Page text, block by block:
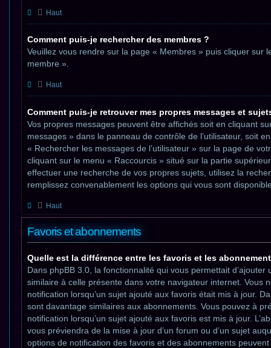
Haut
Comment puis-je rechercher des membres ?
Veuillez vous rendre sur la page « Membres » puis cliquer sur
membre ».
Haut
Comment puis-je retrouver mes propres messages et
Vos propres messages peuvent être affichés soit en cliquant
messages » dans le panneau de contrôle de l’utilisateur, soit
« Rechercher les messages de l’utilisateur » sur la page de
cliquant sur le menu « Raccourcis » situé sur la partie
effectuer une recherche de vos propres sujets, utilisez la
remplissez convenablement les options qui vous sont
Haut
Favoris et abonnements
Quelle est la différence entre les favoris et les
Dans phpBB 3.0, la fonctionnalité qui vous permettait d’ajouter
similaire à celle présente dans votre navigateur internet. Vous
notification lorsqu’un sujet ajouté aux favoris était mis à jour.
sont davantage similaires aux abonnements. Vous pouvez à
notification lorsqu’un sujet ajouté aux favoris est mis à jour.
vous préviendra de la mise à jour d’un forum ou d’un sujet
options de notification des favoris et des abonnements